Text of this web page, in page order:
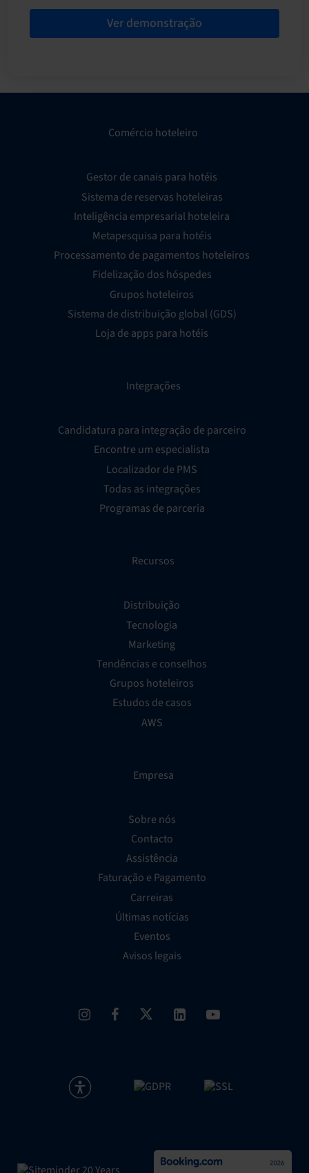
Ver demonstração
Comércio hoteleiro
Gestor de canais para hotéis
Sistema de reservas hoteleiras
Inteligência empresarial hoteleira
Metapesquisa para hotéis
Processamento de pagamentos hoteleiros
Fidelização dos hóspedes
Grupos hoteleiros
Sistema de distribuição global (GDS)
Loja de apps para hotéis
Integrações
Candidatura para integração de parceiro
Encontre um especialista
Localizador de PMS
Todas as integrações
Programas de parceria
Recursos
Distribuição
Tecnologia
Marketing
Tendências e conselhos
Grupos hoteleiros
Estudos de casos
AWS
Empresa
Sobre nós
Contacto
Assistência
Faturação e Pagamento
Carreiras
Últimas notícias
Eventos
Avisos legais